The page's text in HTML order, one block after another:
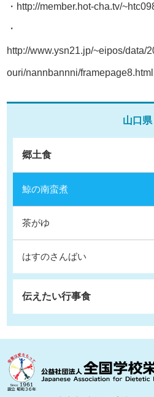
・ http://member.hot-cha.tv/
・
http://www.ysn21.jp/~eipos/data/
ouri/nannbannni/framepage8.html
山口県
郷土食
鯨の南蛮煮
茶がゆ
はすのさんばい
伝えたい行事食